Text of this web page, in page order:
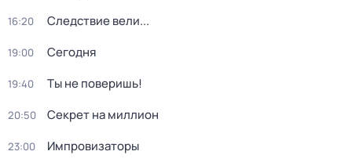
16:20 Следствие вели...
19:00 Сегодня
19:40 Ты не поверишь!
20:50 Секрет на миллион
23:00 Импровизаторы